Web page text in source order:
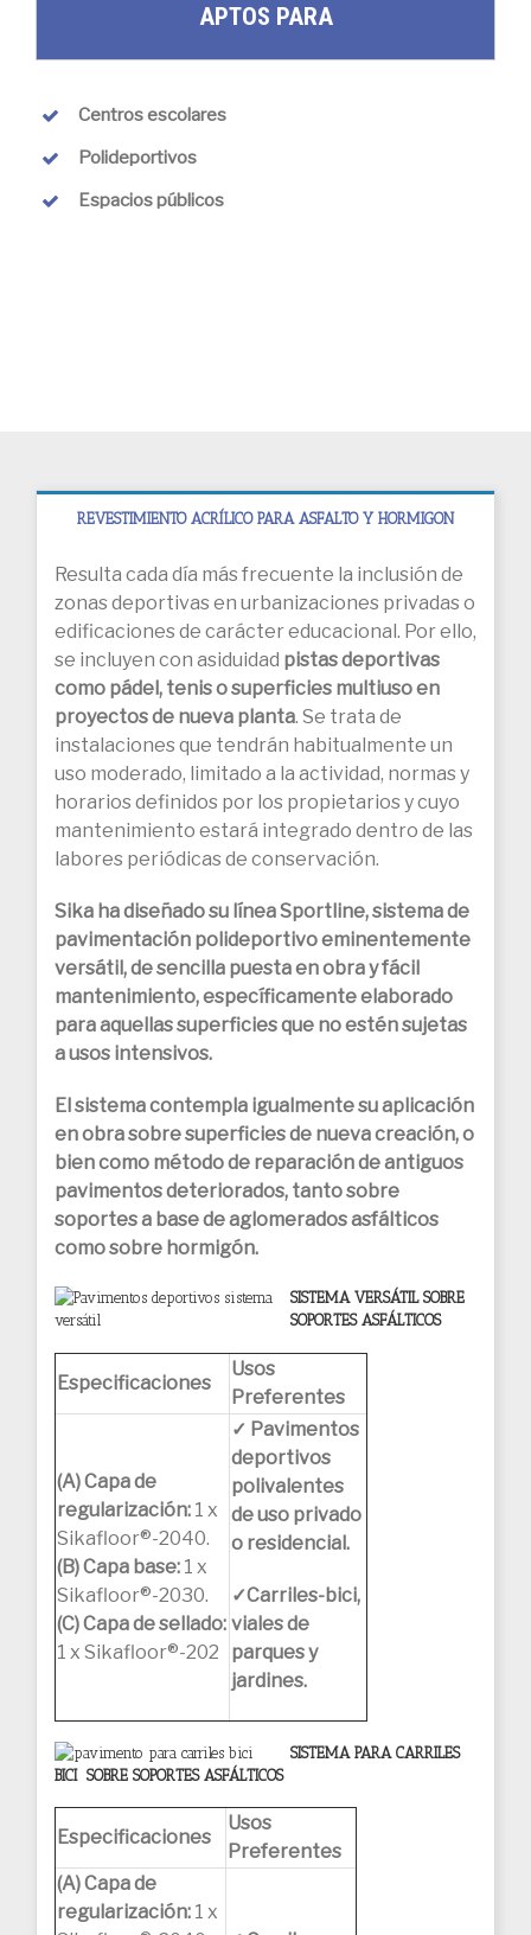
APTOS PARA
Centros escolares
Polideportivos
Espacios públicos
REVESTIMIENTO ACRÍLICO PARA ASFALTO Y HORMIGON
Resulta cada día más frecuente la inclusión de
zonas deportivas en urbanizaciones privadas o
edificaciones de carácter educacional. Por ello,
se incluyen con asiduidad pistas deportivas
como pádel, tenis o superficies multiuso en
proyectos de nueva planta. Se trata de
instalaciones que tendrán habitualmente un
uso moderado, limitado a la actividad, normas y
horarios definidos por los propietarios y cuyo
mantenimiento estará integrado dentro de las
labores periódicas de conservación.
Sika ha diseñado su línea Sportline, sistema de
pavimentación polideportivo eminentemente
versátil, de sencilla puesta en obra y fácil
mantenimiento, específicamente elaborado
para aquellas superficies que no estén sujetas
a usos intensivos.
El sistema contempla igualmente su aplicación
en obra sobre superficies de nueva creación, o
bien como método de reparación de antiguos
pavimentos deteriorados, tanto sobre
soportes a base de aglomerados asfálticos
como sobre hormigón.
SISTEMA VERSÁTIL SOBRE
SOPORTES ASFÁLTICOS
Especificaciones
Usos
Preferentes
(A) Capa de
regularización: 1 x
Sikafloor®-2040.
(B) Capa base: 1 x
Sikafloor®-2030.
(C) Capa de sellado:
1 x Sikafloor®-202
✓ Pavimentos
deportivos
polivalentes
de uso privado
o residencial.
✓Carriles-bici,
viales de
parques y
jardines.
SISTEMA PARA CARRILES
BICI SOBRE SOPORTES ASFÁLTICOS
Especificaciones
Usos
Preferentes
(A) Capa de
regularización: 1 x